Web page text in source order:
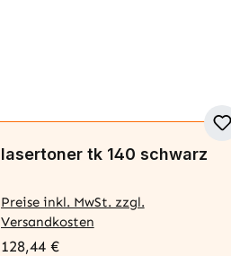
lasertoner tk 140 schwarz
Preise inkl. MwSt. zzgl.
Versandkosten
128,44 €